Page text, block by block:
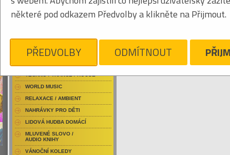
OBEL AGNES
Je nám líto, ale pro daný žánr/kategorii
RAP / HIP HOP DOMÁCÍ
RAP / HIP HOP ZAHRANIČNÍ
DVD / HUDBA
PUNK / HARDCORE
TECHNO / TRANCE / HOUSE
WORLD MUSIC
RELAXACE / AMBIENT
NAHRÁVKY PRO DĚTI
LIDOVÁ HUDBA DOMÁCÍ
MLUVENÉ SLOVO /
AUDIO KNIHY
VÁNOČNÍ KOLEDY
některé pod odkazem Předvolby a klikněte na Přijmout.
PŘEDVOLBY ODMÍTNOUT